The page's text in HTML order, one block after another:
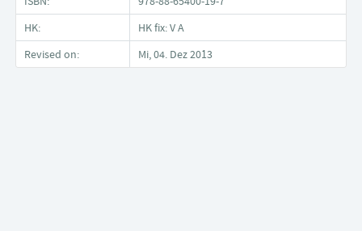
HK:
HK fix: V A
Revised on:
Mi, 04. Dez 2013